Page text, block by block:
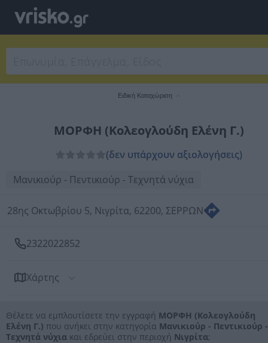
Ειδική Καταχώριση
ΜΟΡΦΗ (Κολεογλούδη Ελένη Γ.)
(δεν υπάρχουν αξιολογήσεις)
Μανικιούρ - Πεντικιούρ - Τεχνητά νύχια
28ης Οκτωβρίου 5, Νιγρίτα, 62200, ΣΕΡΡΩΝ
2322022852
Χάρτης
Θέλετε να εμπλουτίσετε την εγγραφή ΜΟΡΦΗ (Κολεογλούδη
Ελένη Γ.) που ανήκει στην κατηγορία Μανικιούρ - Πεντικιούρ -
Τεχνητά νύχια και εδρεύει στην περιοχή Νιγρίτα;